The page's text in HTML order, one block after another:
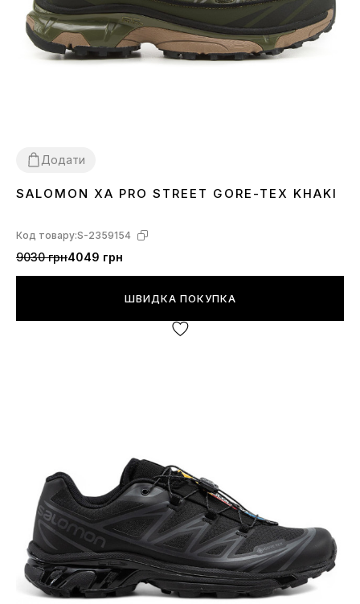
Додати
414243 44 45 46
SALOMON XA PRO STREET GORE-TEX KHAKI
Код товару:S-2359154
9030 грн4049 грн
ШВИДКА ПОКУПКА